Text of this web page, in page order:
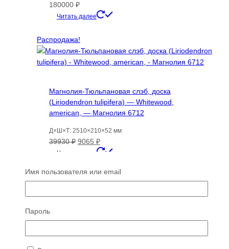
180000 ₽
Читать далее
Распродажа!
Магнолия-Тюльпановая слэб, доска
(Liriodendron tulipifera) — Whitewood,
american, — Магнолия 6712
Д×Ш×Т: 2510×210×52 мм
39930₽ Первоначальная
39930 ₽.
9065 ₽Текущая
цена:
Читать далее
Распродажа!
Имя пользователя или email
Пароль